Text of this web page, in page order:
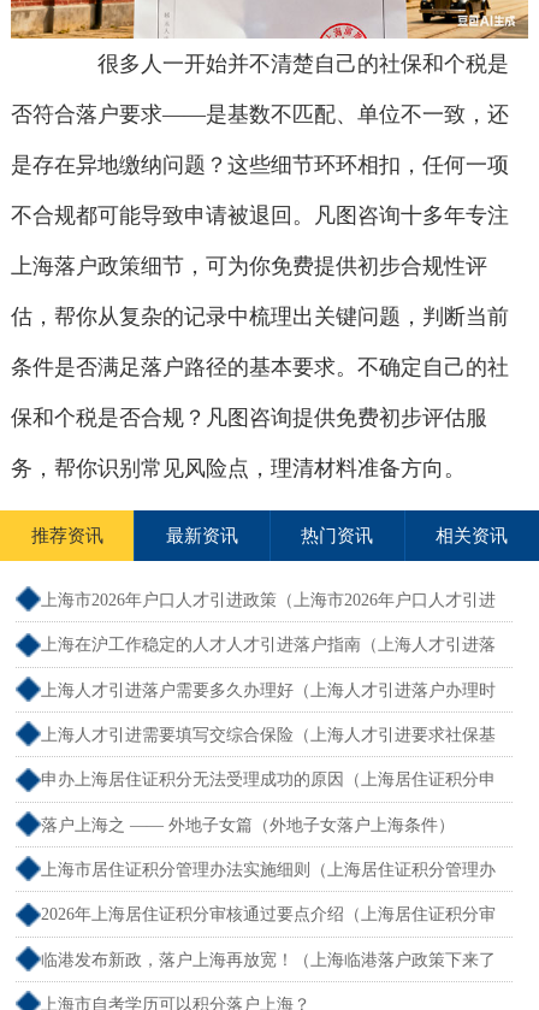
很多人一开始并不清楚自己的社保和个税是
否符合落户要求——是基数不匹配、单位不一致，还
是存在异地缴纳问题？这些细节环环相扣，任何一项
不合规都可能导致申请被退回。凡图咨询十多年专注
上海落户政策细节，可为你免费提供初步合规性评
估，帮你从复杂的记录中梳理出关键问题，判断当前
条件是否满足落户路径的基本要求。不确定自己的社
保和个税是否合规？凡图咨询提供免费初步评估服
务，帮你识别常见风险点，理清材料准备方向。
推荐资讯 最新资讯 热门资讯 相关资讯
上海市2026年户口人才引进政策（上海市2026年户口人才引进
政策文件）
上海在沪工作稳定的人才人才引进落户指南（上海人才引进落
户怎么办理）
上海人才引进落户需要多久办理好（上海人才引进落户办理时
限）
上海人才引进需要填写交综合保险（上海人才引进要求社保基
数吗）
申办上海居住证积分无法受理成功的原因（上海居住证积分申
请受理通过,等待审批）
落户上海之 —— 外地子女篇（外地子女落户上海条件）
上海市居住证积分管理办法实施细则（上海居住证积分管理办
法最全解读）
2026年上海居住证积分审核通过要点介绍（上海居住证积分审
核流程）
临港发布新政，落户上海再放宽！（上海临港落户政策下来了
吗）
上海市自考学历可以积分落户上海？